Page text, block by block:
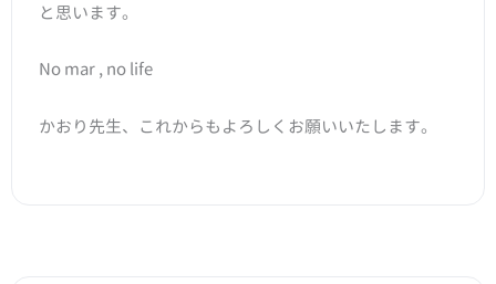
と思います。
No mar , no life
かおり先生、これからもよろしくお願いいたします。